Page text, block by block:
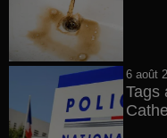
6 août
Tags